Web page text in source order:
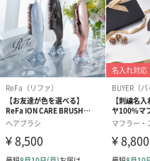
フラワーテディベア
（2,390円）
テ
（